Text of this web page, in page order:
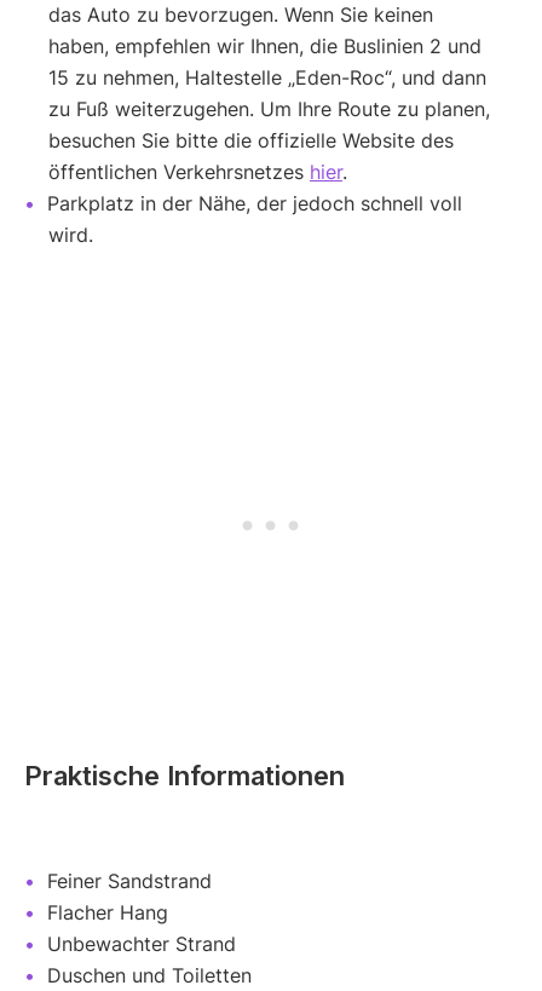
das Auto zu bevorzugen. Wenn Sie keinen
haben, empfehlen wir Ihnen, die Buslinien 2 und
15 zu nehmen, Haltestelle „Eden-Roc“, und dann
zu Fuß weiterzugehen. Um Ihre Route zu planen,
besuchen Sie bitte die offizielle Website des
öffentlichen Verkehrsnetzes hier.
Parkplatz in der Nähe, der jedoch schnell voll
wird.
Praktische Informationen
Feiner Sandstrand
Flacher Hang
Unbewachter Strand
Duschen und Toiletten